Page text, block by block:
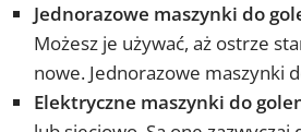
Jednorazowe maszynki do
Możesz je używać, aż ostrze
nowe. Jednorazowe maszynki
Elektryczne maszynki do